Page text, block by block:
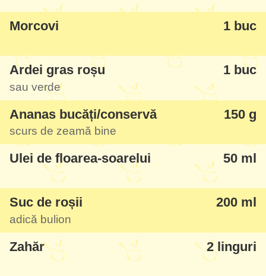
Morcovi 1 buc
Ardei gras roșu 1 buc
sau verde
Ananas bucăți/conservă 150 g
scurs de zeamă bine
Ulei de floarea-soarelui 50 ml
Suc de roșii 200 ml
adică bulion
Zahăr 2 linguri